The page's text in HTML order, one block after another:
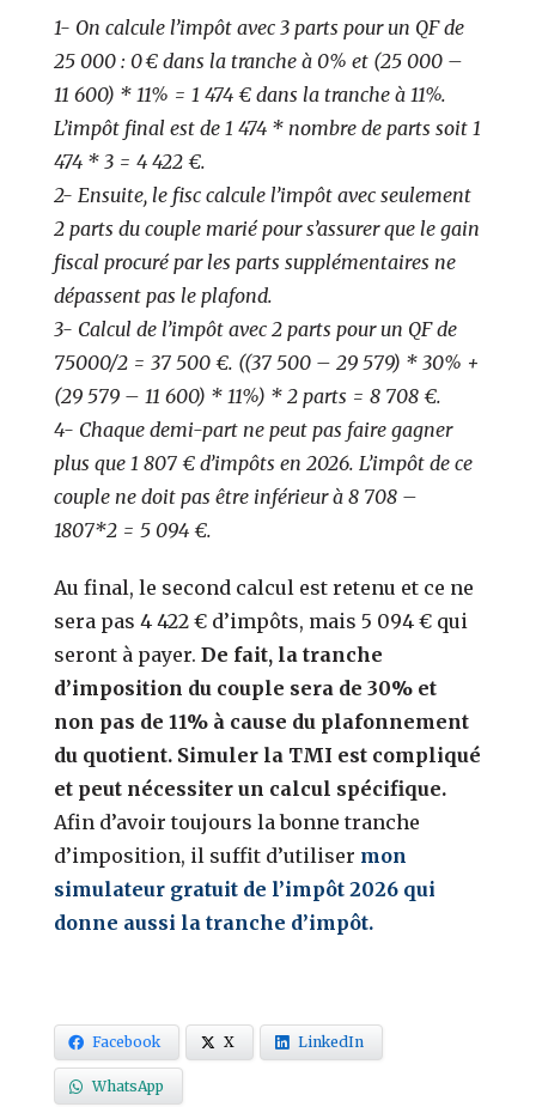
1- On calcule l’impôt avec 3 parts pour un QF de
25 000 : 0 € dans la tranche à 0% et (25 000 –
11 600) * 11% = 1 474 € dans la tranche à 11%.
L’impôt final est de 1 474 * nombre de parts soit 1
474 * 3 = 4 422 €.
2- Ensuite, le fisc calcule l’impôt avec seulement
2 parts du couple marié pour s’assurer que le gain
fiscal procuré par les parts supplémentaires ne
dépassent pas le plafond.
3- Calcul de l’impôt avec 2 parts pour un QF de
75000/2 = 37 500 €. ((37 500 – 29 579) * 30% +
(29 579 – 11 600) * 11%) * 2 parts = 8 708 €.
4- Chaque demi-part ne peut pas faire gagner
plus que 1 807 € d’impôts en 2026. L’impôt de ce
couple ne doit pas être inférieur à 8 708 –
1807*2 = 5 094 €.
Au final, le second calcul est retenu et ce ne
sera pas 4 422 € d’impôts, mais 5 094 € qui
seront à payer.De fait, la tranche
d’imposition du couple sera de 30% et
non pas de 11% à cause du plafonnement
du quotient. Simuler la TMI est compliqué
et peut nécessiter un calcul spécifique.
Afin d’avoir toujours la bonne tranche
d’imposition, il suffit d’utiliser mon
simulateur gratuit de l’impôt 2026 qui
donne aussi la tranche d’impôt.
Facebook X LinkedIn
WhatsApp